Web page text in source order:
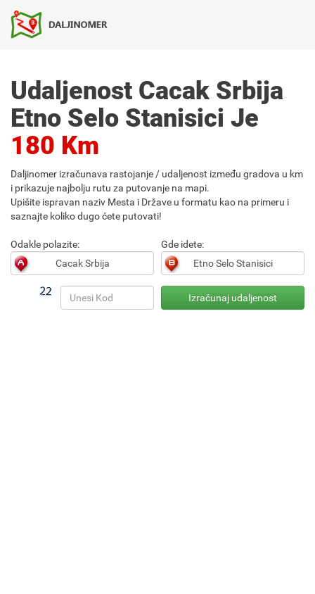
Udaljenost Cacak Srbija
Etno Selo Stanisici Je
180 Km
Daljinomer izračunava rastojanje / udaljenost između gradova u km
i prikazuje najbolju rutu za putovanje na mapi.
Upišite ispravan naziv Mesta i Države u formatu kao na primeru i
saznajte koliko dugo ćete putovati!
Odakle polazite: Gde idete: